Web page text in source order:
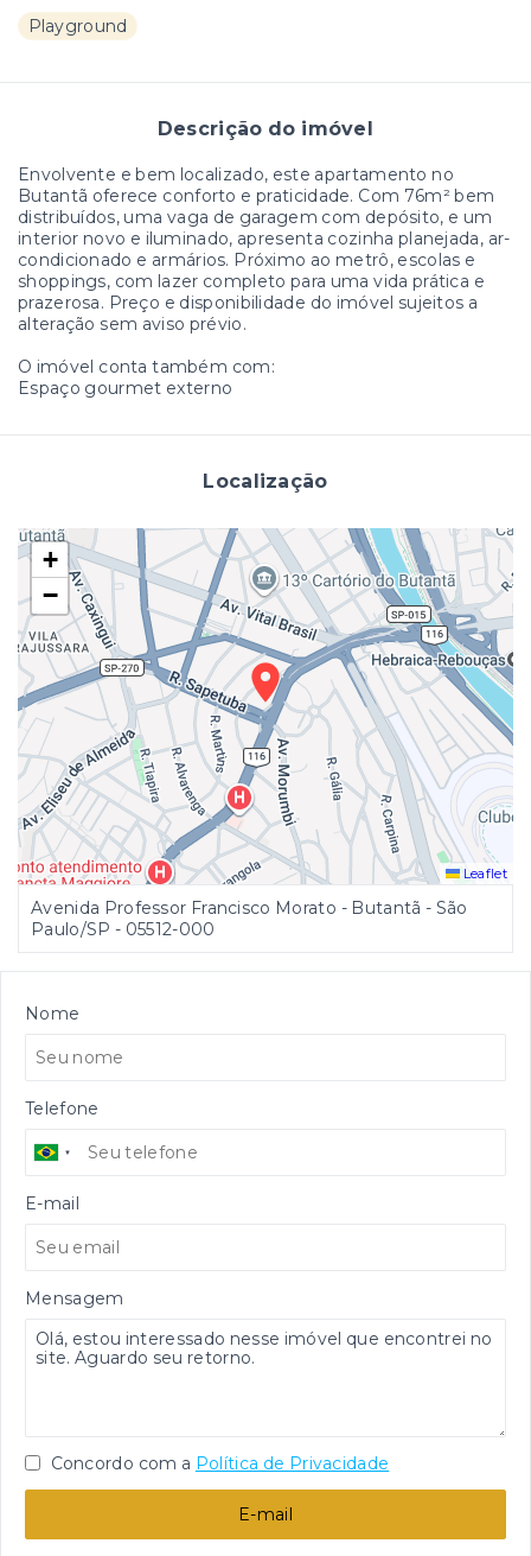
Playground
Descrição do imóvel
Envolvente e bem localizado, este apartamento no
Butantã oferece conforto e praticidade. Com 76m² bem
distribuídos, uma vaga de garagem com depósito, e um
interior novo e iluminado, apresenta cozinha planejada, ar-
condicionado e armários. Próximo ao metrô, escolas e
shoppings, com lazer completo para uma vida prática e
prazerosa. Preço e disponibilidade do imóvel sujeitos a
alteração sem aviso prévio.
O imóvel conta também com:
Espaço gourmet externo
Localização
+
−
Leaflet
Avenida Professor Francisco Morato - Butantã - São
Paulo/SP - 05512-000
Nome
Telefone
E-mail
Mensagem
Concordo com a Política de Privacidade
E-mail